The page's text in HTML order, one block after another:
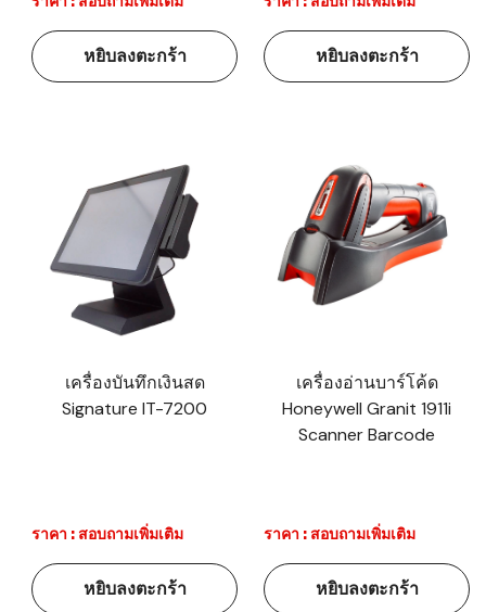
หยิบลงตะกร้า หยิบลงตะกร้า
เครื่องบันทึกเงินสด
Signature IT-7200
ราคา : สอบถามเพิ่มเติม
หยิบลงตะกร้า
เครื่องอ่านบาร์โค้ด
Honeywell Granit 1911i
Scanner Barcode
ราคา : สอบถามเพิ่มเติม
หยิบลงตะกร้า